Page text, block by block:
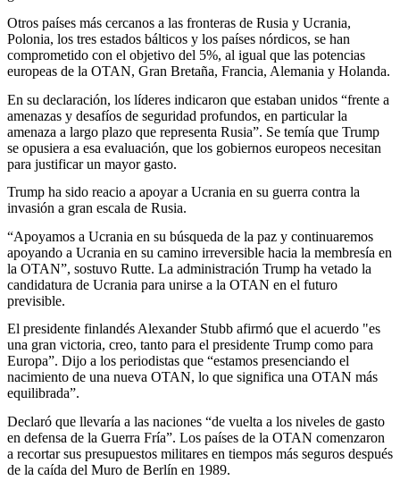
Otros países más cercanos a las fronteras de Rusia y Ucrania,
Polonia, los tres estados bálticos y los países nórdicos, se han
comprometido con el objetivo del 5%, al igual que las potencias
europeas de la OTAN, Gran Bretaña, Francia, Alemania y Holanda.
En su declaración, los líderes indicaron que estaban unidos “frente a
amenazas y desafíos de seguridad profundos, en particular la
amenaza a largo plazo que representa Rusia”. Se temía que Trump
se opusiera a esa evaluación, que los gobiernos europeos necesitan
para justificar un mayor gasto.
Trump ha sido reacio a apoyar a Ucrania en su guerra contra la
invasión a gran escala de Rusia.
“Apoyamos a Ucrania en su búsqueda de la paz y continuaremos
apoyando a Ucrania en su camino irreversible hacia la membresía en
la OTAN”, sostuvo Rutte. La administración Trump ha vetado la
candidatura de Ucrania para unirse a la OTAN en el futuro
previsible.
El presidente finlandés Alexander Stubb afirmó que el acuerdo "es
una gran victoria, creo, tanto para el presidente Trump como para
Europa”. Dijo a los periodistas que “estamos presenciando el
nacimiento de una nueva OTAN, lo que significa una OTAN más
equilibrada”.
Declaró que llevaría a las naciones “de vuelta a los niveles de gasto
en defensa de la Guerra Fría”. Los países de la OTAN comenzaron
a recortar sus presupuestos militares en tiempos más seguros después
de la caída del Muro de Berlín en 1989.